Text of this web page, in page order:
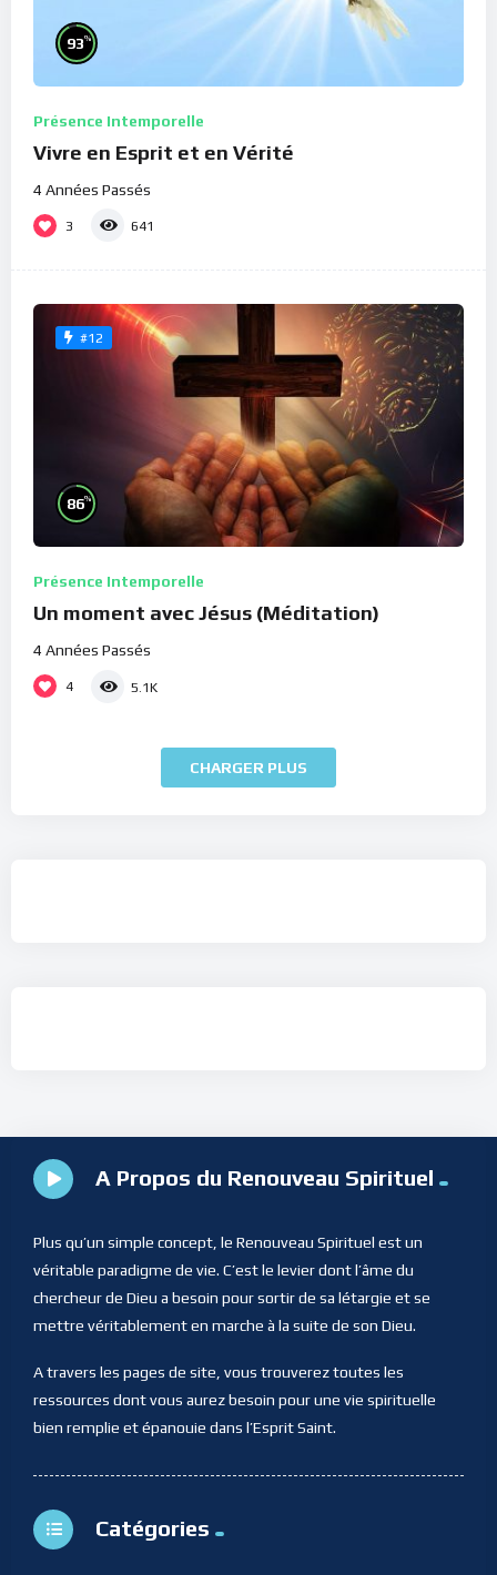
93%
Présence Intemporelle
Vivre en Esprit et en Vérité
4 Années Passés
3 641
#12
86%
Présence Intemporelle
Un moment avec Jésus (Méditation)
4 Années Passés
4 5.1K
CHARGER PLUS
A Propos du Renouveau Spirituel
Plus qu’un simple concept, le Renouveau Spirituel est un
véritable paradigme de vie. C’est le levier dont l’âme du
chercheur de Dieu a besoin pour sortir de sa létargie et se
mettre véritablement en marche à la suite de son Dieu.
A travers les pages de site, vous trouverez toutes les
ressources dont vous aurez besoin pour une vie spirituelle
bien remplie et épanouie dans l’Esprit Saint.
Catégories